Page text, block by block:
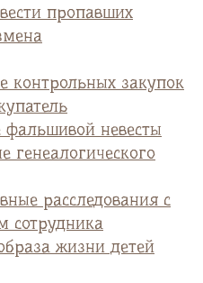
пропавших
контрольных закупок
фальшивой невесты
генеалогического
расследования с
сотрудника
жизни детей